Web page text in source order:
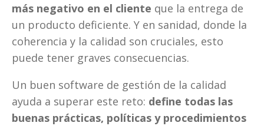
más negativo en el cliente que la entrega de
un producto deficiente. Y en sanidad, donde la
coherencia y la calidad son cruciales, esto
puede tener graves consecuencias.
Un buen software de gestión de la calidad
ayuda a superar este reto: define todas las
buenas prácticas, políticas y procedimientos